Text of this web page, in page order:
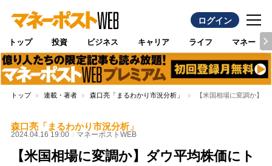
ログイン
トップ 投資 ビジネス キャリア ライフ マネー
トップ 連載・著者 森口亮「まるわかり市況分析」 【米国相場に変調か】
森口亮「まるわかり市況分析」
2024.04.16 19:00 マネーポストWEB
【米国相場に変調か】ダウ平均株価にト